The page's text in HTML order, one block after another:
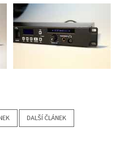
DALŠÍ ČLÁNEK